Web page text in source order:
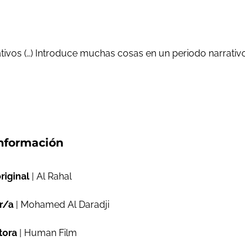
(…) Introduce muchas cosas en un periodo
| Al Rahal
a | Mohamed Al Daradji
| Human Film